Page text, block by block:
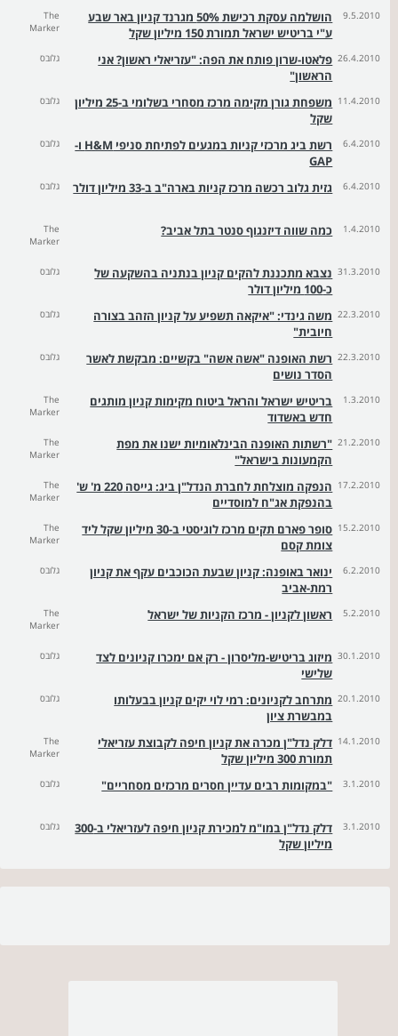
9.5.2010
הושלמה עסקת רכישת 50% מגרנד קניון באר שבע
ע"י בריטיש ישראל תמורת 150 מיליון שקל
The
Marker
26.4.2010 פלאטו-שרון פותח את הפה: "עזריאלי ראשון? אני
הראשון"
גלובס
11.4.2010
משפחת גורן מקימה מרכז מסחרי בשלומי ב-25 מיליון
שקל
גלובס
6.4.2010
רשת ביג מרכזי קניות במגעים לפתיחת סניפי H&M ו-
GAP
גלובס
6.4.2010 גזית גלוב רכשה מרכז קניות בארה"ב ב-33 מיליון דולר גלובס
1.4.2010 כמה שווה דיזנגוף סנטר בתל אביב?
The
Marker
31.3.2010 נצבא מתכננת להקים קניון בנתניה בהשקעה של
כ-100 מיליון דולר
גלובס
22.3.2010 משה גינדי: "איקאה תשפיע על קניון הזהב בצורה
חיובית"
גלובס
22.3.2010 רשת האופנה "אשה אשה" בקשיים: מבקשת לאשר
הסדר נושים
גלובס
1.3.2010
בריטיש ישראל והראל ביטוח מקימות קניון מותגים
חדש באשדוד
The
Marker
21.2.2010 "רשתות האופנה הבינלאומיות ישנו את מפת
הקמעונות בישראל"
The
Marker
17.2.2010
הנפקה מוצלחת לחברת הנדל"ן ביג: גייסה 220 מ' ש'
בהנפקת אג"ח למוסדיים
The
Marker
15.2.2010
סופר פארם תקים מרכז לוגיסטי ב-30 מיליון שקל ליד
צומת קסם
The
Marker
6.2.2010
ינואר באופנה: קניון שבעת הכוכבים עקף את קניון
רמת-אביב
גלובס
5.2.2010 ראשון לקניון - מרכז הקניות של ישראל
The
Marker
30.1.2010 מיזוג בריטיש-מליסרון - רק אם ימכרו קניונים לצד
שלישי
גלובס
20.1.2010 מתרחב לקניונים: רמי לוי יקים קניון בבעלותו
במבשרת ציון
גלובס
14.1.2010 דלק נדל"ן מכרה את קניון חיפה לקבוצת עזריאלי
תמורת 300 מיליון שקל
The
Marker
3.1.2010 "במקומות רבים עדיין חסרים מרכזים מסחריים" גלובס
3.1.2010
דלק נדל"ן במו"מ למכירת קניון חיפה לעזריאלי ב-300
מיליון שקל
גלובס